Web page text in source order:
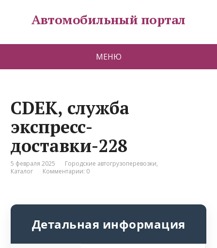
Автомобильный портал
МЕНЮ
CDEK, служба
экспресс-
доставки-228
5 февраля 2025 Городские автогрузоперевозки,
Каталог
Комментарии: 0
Детальная информация